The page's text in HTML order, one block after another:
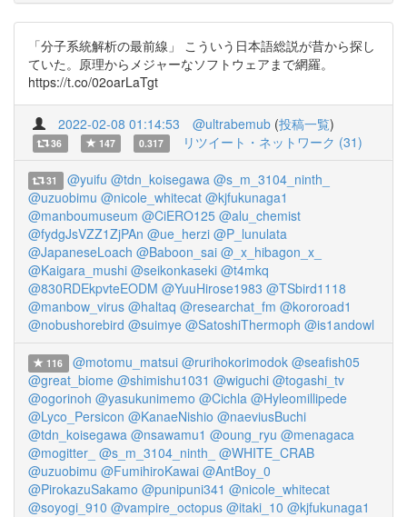
「分子系統解析の最前線」 こういう日本語総説が昔から探し
ていた。原理からメジャーなソフトウェアまで網羅。
https://t.co/02oarLaTgt
2022-02-08 01:14:53 @ultrabemub (投稿一覧)
36 147 0.317 リツイート・ネットワーク (31)
31 @yuifu @tdn_koisegawa @s_m_3104_ninth_
@uzuobimu @nicole_whitecat @kjfukunaga1
@manboumuseum @CiERO125 @alu_chemist
@fydgJsVZZ1ZjPAn @ue_herzi @P_lunulata
@JapaneseLoach @Baboon_sai @_x_hibagon_x_
@Kaigara_mushi @seikonkaseki @t4mkq
@830RDEkpvteEODM @YuuHirose1983 @TSbird1118
@manbow_virus @haltaq @researchat_fm @kororoad1
@nobushorebird @suimye @SatoshiThermoph @is1andowl
116 @motomu_matsui @rurihokorimodok @seafish05
@great_biome @shimishu1031 @wiguchi @togashi_tv
@ogorinoh @yasukunimemo @Cichla @Hyleomillipede
@Lyco_Persicon @KanaeNishio @naeviusBuchi
@tdn_koisegawa @nsawamu1 @oung_ryu @menagaca
@mogitter_ @s_m_3104_ninth_
@WHITE_CRAB
@uzuobimu @FumihiroKawai @AntBoy_0
@PirokazuSakamo @punipuni341 @nicole_whitecat
@soyogi_910 @vampire_octopus @itaki_10 @kjfukunaga1